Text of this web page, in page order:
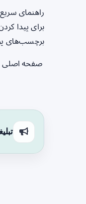
راهنمای سریع
برای پیدا
برچسب‌های
صفحه اصلی